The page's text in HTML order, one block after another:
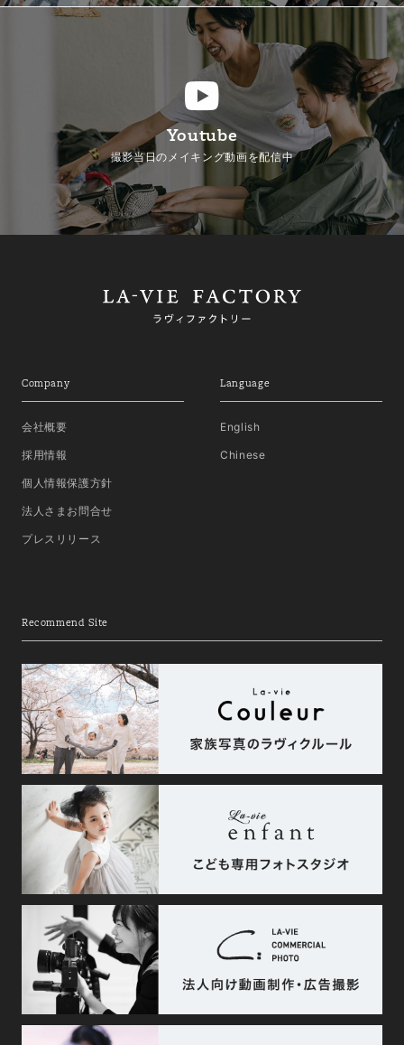
Youtube
撮影当日のメイキング動画を配信中
Company
会社概要
採用情報
個人情報保護方針
法人さまお問合せ
プレスリリース
Language
English
Chinese
Recommend Site